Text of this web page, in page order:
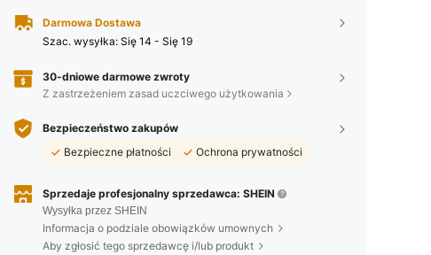
Darmowa Dostawa
Szac. wysyłka: Się 14 - Się 19
30-dniowe darmowe zwroty
Z zastrzeżeniem zasad uczciwego użytkowania
Bezpieczeństwo zakupów
Bezpieczne płatności
Ochrona prywatności
Sprzedaje profesjonalny sprzedawca: SHEIN
Wysyłka przez SHEIN
Informacja o podziale obowiązków umownych
Aby zgłosić tego sprzedawcę i/lub produkt